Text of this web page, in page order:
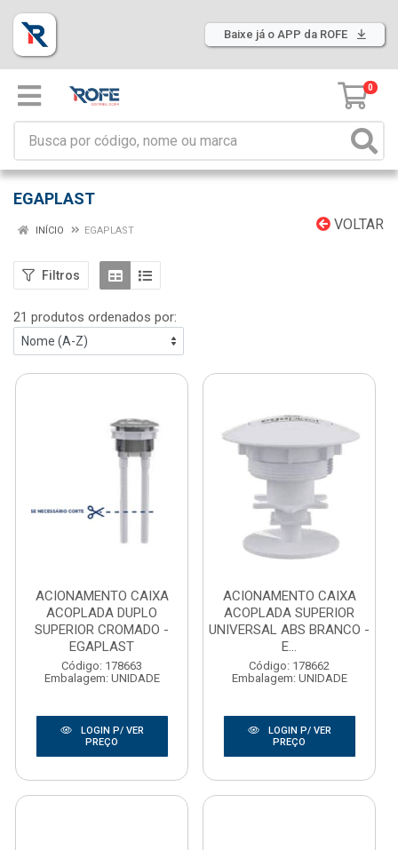
Baixe já o APP da ROFE
0
EGAPLAST
VOLTAR
INÍCIO EGAPLAST
Filtros
21 produtos ordenados por:
ACIONAMENTO CAIXA
ACOPLADA DUPLO
SUPERIOR CROMADO -
EGAPLAST
Código: 178663
Embalagem: UNIDADE
LOGIN P/ VER
PREÇO
ACIONAMENTO CAIXA
ACOPLADA SUPERIOR
UNIVERSAL ABS BRANCO -
E...
Código: 178662
Embalagem: UNIDADE
LOGIN P/ VER
PREÇO